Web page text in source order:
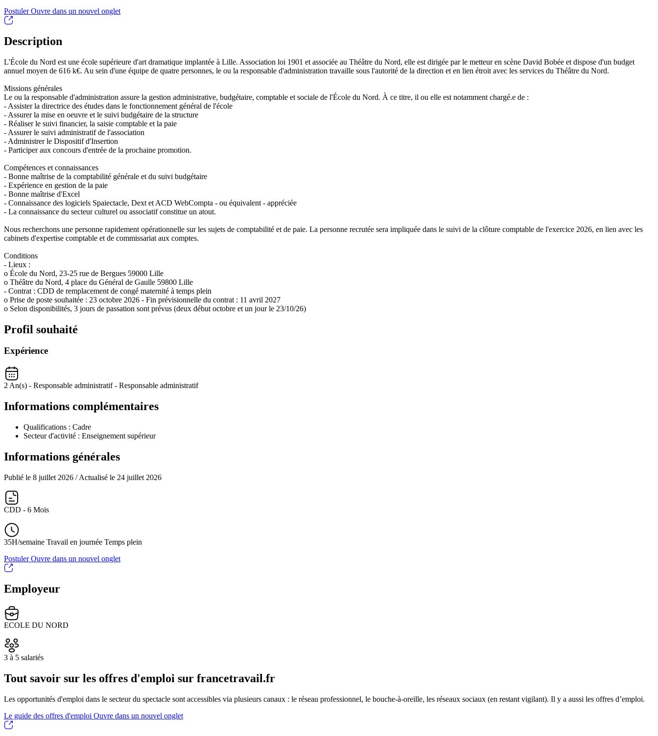
PostulerOuvre dans un nouvel onglet
Description
L'École du Nord est une école supérieure d'art dramatique implantée à Lille. Association loi 1901 et associée au Théâtre du Nord, elle est dirigée par le metteur en scène David Bobée et dispose d'un budget
annuel moyen de 616 k€. Au sein d'une équipe de quatre personnes, le ou la responsable d'administration travaille sous l'autorité de la direction et en lien étroit avec les services du Théâtre du Nord.
Missions générales
Le ou la responsable d'administration assure la gestion administrative, budgétaire, comptable et sociale de l'École du Nord. À ce titre, il ou elle est notamment chargé.e de :
- Assister la directrice des études dans le fonctionnement général de l'école
- Assurer la mise en oeuvre et le suivi budgétaire de la structure
- Réaliser le suivi financier, la saisie comptable et la paie
- Assurer le suivi administratif de l'association
- Administrer le Dispositif d'Insertion
- Participer aux concours d'entrée de la prochaine promotion.
Compétences et connaissances
- Bonne maîtrise de la comptabilité générale et du suivi budgétaire
- Expérience en gestion de la paie
- Bonne maîtrise d'Excel
- Connaissance des logiciels Spaiectacle, Dext et ACD WebCompta - ou équivalent - appréciée
- La connaissance du secteur culturel ou associatif constitue un atout.
Nous recherchons une personne rapidement opérationnelle sur les sujets de comptabilité et de paie. La personne recrutée sera impliquée dans le suivi de la clôture comptable de l'exercice 2026, en lien avec les
cabinets d'expertise comptable et de commissariat aux comptes.
Conditions
- Lieux :
o École du Nord, 23-25 rue de Bergues 59000 Lille
o Théâtre du Nord, 4 place du Général de Gaulle 59800 Lille
- Contrat : CDD de remplacement de congé maternité à temps plein
o Prise de poste souhaitée : 23 octobre 2026 - Fin prévisionnelle du contrat : 11 avril 2027
o Selon disponibilités, 3 jours de passation sont prévus (deux début octobre et un jour le 23/10/26)
Profil souhaité
Expérience
2 An(s) - Responsable administratif - Responsable administratif
Informations complémentaires
Qualifications : Cadre
Secteur d'activité : Enseignement supérieur
Informations générales
Publié le 8 juillet 2026 / Actualisé le 24 juillet 2026
CDD - 6 Mois
35H/semaine Travail en journée Temps plein
PostulerOuvre dans un nouvel onglet
Employeur
ECOLE DU NORD
3 à 5 salariés
Tout savoir sur les offres d'emploi sur francetravail.fr
Les opportunités d'emploi dans le secteur du spectacle sont accessibles via plusieurs canaux : le réseau professionnel, le bouche-à-oreille, les réseaux sociaux (en restant vigilant). Il y a aussi les offres d’emploi.
Le guide des offres d'emploi Ouvre dans un nouvel onglet